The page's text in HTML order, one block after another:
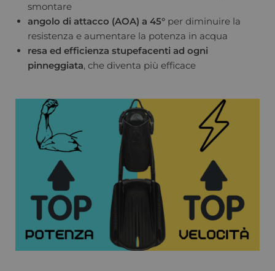
smontare
angolo di attacco (AOA) a 45° per diminuire la
resistenza e aumentare la potenza in acqua
resa ed efficienza stupefacenti ad ogni
pinneggiata, che diventa più efficace